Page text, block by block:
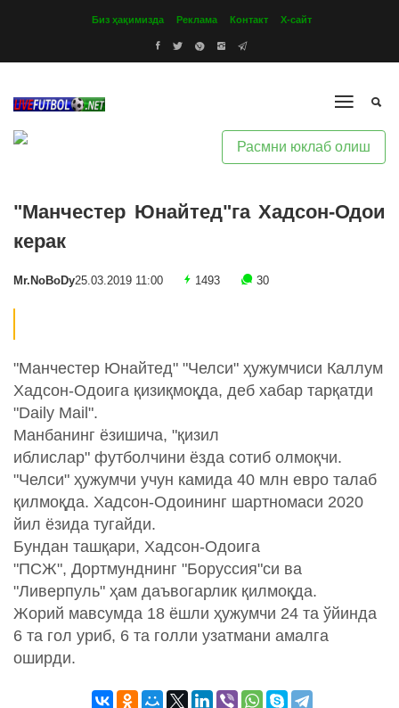
Биз ҳақимизда Реклама Контакт Х-сайт
Расмни юклаб олиш
"Манчестер Юнайтед"га Хадсон-Одои
керак
Mr.NoBoDy25.03.2019 11:00 1493 30
"Манчестер Юнайтед" "Челси" ҳужумчиси Каллум
Хадсон-Одоига қизиқмоқда, деб хабар тарқатди
"Daily Mail".
Манбанинг ёзишича, "қизил
иблислар" футболчини ёзда сотиб олмоқчи.
"Челси" ҳужумчи учун камида 40 млн евро талаб
қилмоқда. Хадсон-Одоининг шартномаси 2020
йил ёзида тугайди.
Бундан ташқари, Хадсон-Одоига
"ПСЖ", Дортмунднинг "Боруссия"си ва
"Ливерпуль" ҳам даъвогарлик қилмоқда.
Жорий мавсумда 18 ёшли ҳужумчи 24 та ўйинда
6 та гол уриб, 6 та голли узатмани амалга
оширди.